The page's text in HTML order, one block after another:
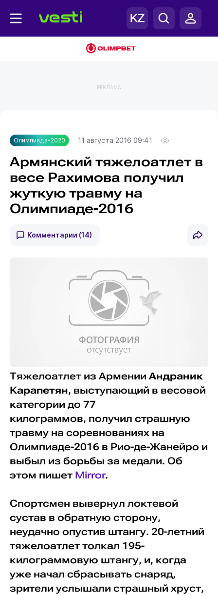
РЕКЛАМА
Олимпиада-2020 11 августа 2016 09:41
Армянский тяжелоатлет в
весе Рахимова получил
жуткую травму на
Олимпиаде-2016
Комментарии (14)
Тяжелоатлет из Армении Андраник
Карапетян, выступающий в весовой
категории до 77
килограммов, получил страшную
травму на соревнованиях на
Олимпиаде-2016 в Рио-де-Жанейро и
выбыл из борьбы за медали. Об
этом пишет Mirror.
Спортсмен вывернул локтевой
сустав в обратную сторону,
неудачно опустив штангу. 20-летний
тяжелоатлет толкал 195-
килограммовую штангу, и, когда
уже начал сбрасывать снаряд,
зрители услышали страшный хруст,